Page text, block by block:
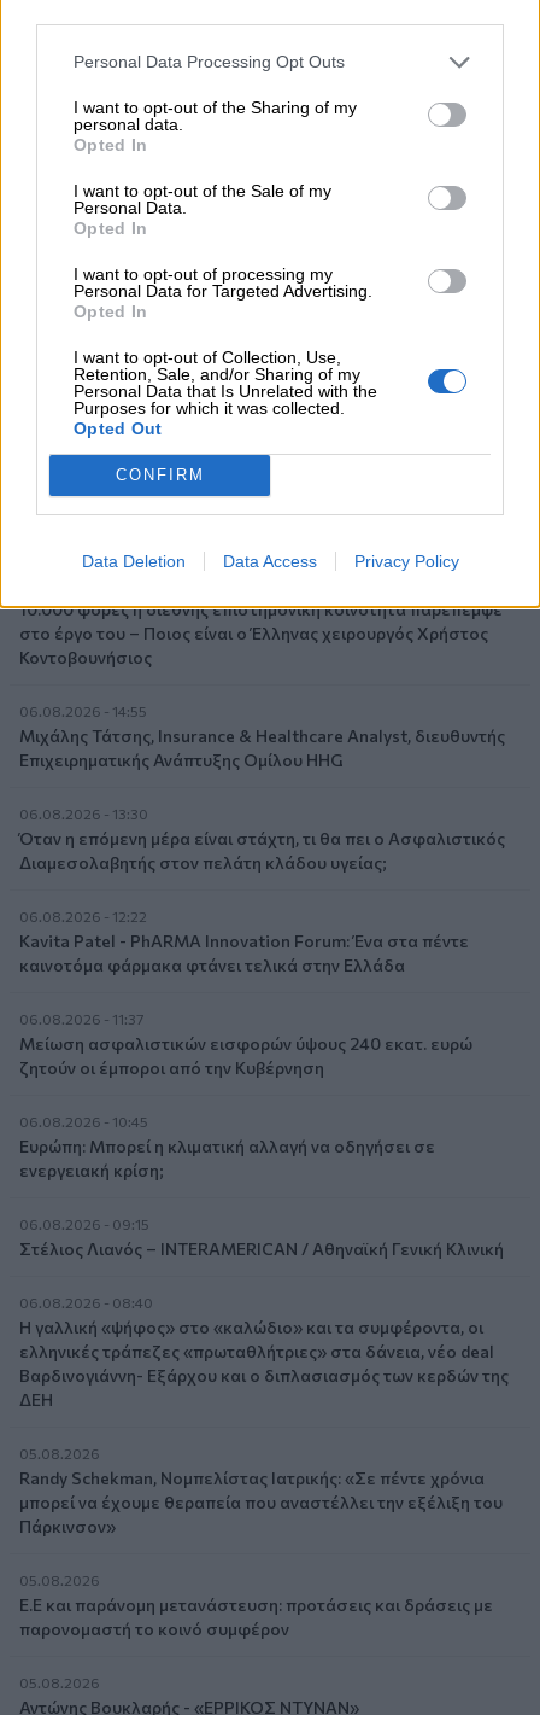
Personal Data Processing Opt Outs
I want to opt-out of the Sharing of my
personal data.
Opted In
I want to opt-out of the Sale of my
Personal Data.
Opted In
I want to opt-out of processing my
Personal Data for Targeted Advertising.
Opted In
I want to opt-out of Collection, Use,
Retention, Sale, and/or Sharing of my
Personal Data that Is Unrelated with the
Purposes for which it was collected.
Opted Out
CONFIRM
Data Deletion Data Access Privacy Policy
07.08.2026 - 12:12
07.08.2026 - 11:01
Generali: Αποτελέσματα Α' Εξαμήνου - Εξαιρετική ανάπτυξη
στα Λειτουργικά και Προσαρμοσμένα Καθαρά Αποτελέσματα
07.08.2026 - 10:28
Συνταξιοδότησης: Νέο πεδίο ανάπτυξης για ασφαλιστικές και
ασφαλιστές
07.08.2026 - 09:23
CrediaBank: Οικονομικά Αποτελέσματα A’ Εξαμήνου 2026 -
Υψηλοί ρυθμοί ανάπτυξης και νέα ρεκόρ επιδόσεων
07.08.2026 - 08:45
Στόχος για νέα δάνεια 15 δισ. το 2026, η «ακτινογραφία» της
10.000 φορές η διεθνής επιστημονική κοινότητα παρέπεμψε
στο έργο του – Ποιος είναι ο Έλληνας χειρουργός Χρήστος
Κοντοβουνήσιος
06.08.2026 - 14:55
Μιχάλης Τάτσης, Insurance & Healthcare Analyst, διευθυντής
Επιχειρηματικής Ανάπτυξης Ομίλου HHG
06.08.2026 - 13:30
Όταν η επόμενη μέρα είναι στάχτη, τι θα πει ο Ασφαλιστικός
Διαμεσολαβητής στον πελάτη κλάδου υγείας;
06.08.2026 - 12:22
Kavita Patel - PhARMA Innovation Forum: Ένα στα πέντε
καινοτόμα φάρμακα φτάνει τελικά στην Ελλάδα
06.08.2026 - 11:37
Μείωση ασφαλιστικών εισφορών ύψους 240 εκατ. ευρώ
ζητούν οι έμποροι από την Κυβέρνηση
06.08.2026 - 10:45
Ευρώπη: Μπορεί η κλιματική αλλαγή να οδηγήσει σε
ενεργειακή κρίση;
06.08.2026 - 09:15
Στέλιος Λιανός – INTERAMERICAN / Αθηναϊκή Γενική Κλινική
06.08.2026 - 08:40
Η γαλλική «ψήφος» στο «καλώδιο» και τα συμφέροντα, οι
ελληνικές τράπεζες «πρωταθλήτριες» στα δάνεια, νέο deal
Βαρδινογιάννη- Εξάρχου και ο διπλασιασμός των κερδών της
ΔΕΗ
05.08.2026
Randy Schekman, Νομπελίστας Ιατρικής: «Σε πέντε χρόνια
μπορεί να έχουμε θεραπεία που αναστέλλει την εξέλιξη του
Πάρκινσον»
05.08.2026
Ε.Ε και παράνομη μετανάστευση: προτάσεις και δράσεις με
παρονομαστή το κοινό συμφέρον
05.08.2026
Αντώνης Βουκλαρής - «ΕΡΡΙΚΟΣ ΝΤΥΝΑΝ»